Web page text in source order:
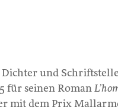
und
für seinen Roman
mit dem Prix